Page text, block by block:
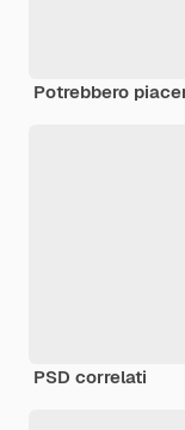
Potrebbero
PSD correlati